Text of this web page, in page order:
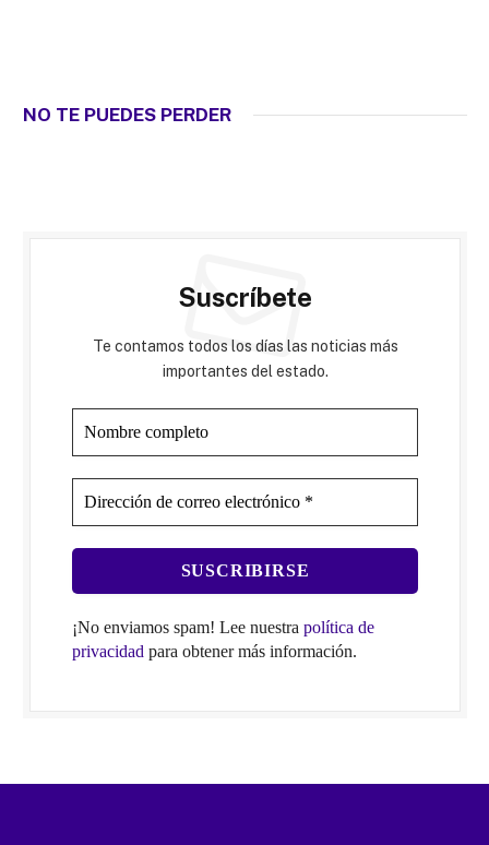
NO TE PUEDES PERDER
Suscríbete
Te contamos todos los días las noticias más
importantes del estado.
¡No enviamos spam! Lee nuestra política de
privacidad para obtener más información.